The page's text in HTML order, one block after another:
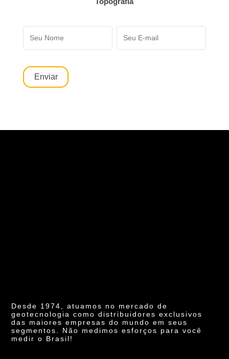
Desde 1974, atuamos no mercado de
geotecnologia como distribuidores exclusivos
das maiores empresas do mundo em seus
segmentos. Não medimos esforços para você
medir o Brasil!